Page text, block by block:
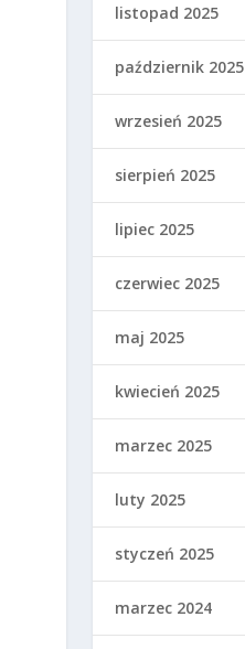
listopad 2025
październik 2025
wrzesień 2025
sierpień 2025
lipiec 2025
czerwiec 2025
maj 2025
kwiecień 2025
marzec 2025
luty 2025
styczeń 2025
marzec 2024